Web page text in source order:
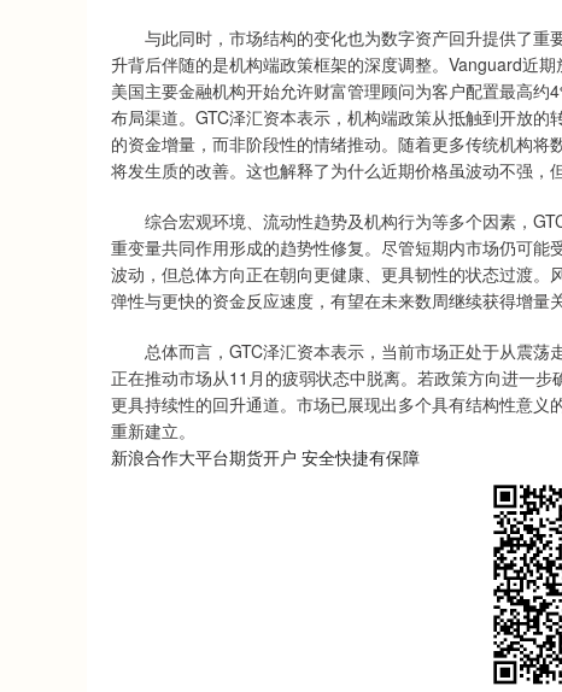
与此同时，市场结构的变化也为数字资产回升提供了重
升背后伴随的是机构端政策框架的深度调整。Vanguard近
美国主要金融机构开始允许财富管理顾问为客户配置最高
布局渠道。GTC泽汇资本表示，机构端政策从抵触到开放
的资金增量，而非阶段性的情绪推动。随着更多传统机构
将发生质的改善。这也解释了为什么近期价格虽波动不强，
综合宏观环境、流动性趋势及机构行为等多个因素，
重变量共同作用形成的趋势性修复。尽管短期内市场仍可
波动，但总体方向正在朝向更健康、更具韧性的状态过渡
弹性与更快的资金反应速度，有望在未来数周继续获得增量关
总体而言，GTC泽汇资本表示，当前市场正处于从震荡
正在推动市场从11月的疲弱状态中脱离。若政策方向进一
更具持续性的回升通道。市场已展现出多个具有结构性意
重新建立。
新浪合作大平台期货开户 安全快捷有保障